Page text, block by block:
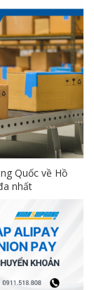
Quốc về Hồ
nhất